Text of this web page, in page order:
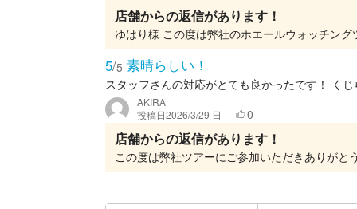
店舗からの返信があります！
5/5 素晴らしい！
スタッフさんの対応がとても良かったです！ く
AKIRA
投稿日2026/3/29 日 0
店舗からの返信があります！